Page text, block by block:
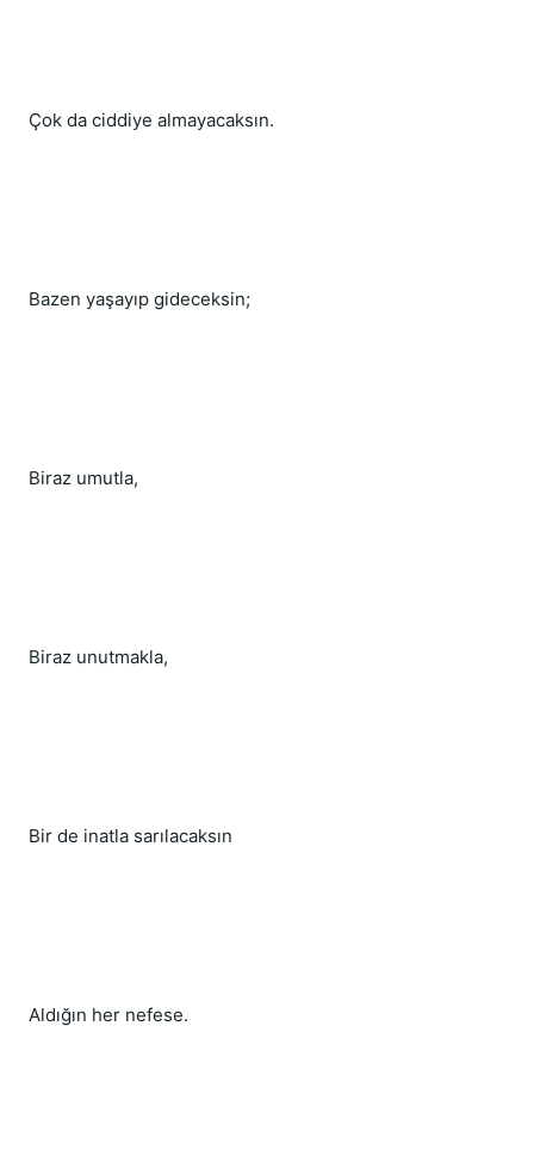
Çok da ciddiye almayacaksın.
Bazen yaşayıp gideceksin;
Biraz umutla,
Biraz unutmakla,
Bir de inatla sarılacaksın
Aldığın her nefese.